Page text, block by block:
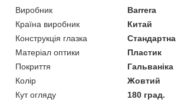
Виробник
Barrera
Країна виробник
Китай
Конструкція глазка
Стандартна
Матеріал оптики
Пластик
Покриття
Гальваніка
Колір
Жовтий
Кут огляду
180 град.